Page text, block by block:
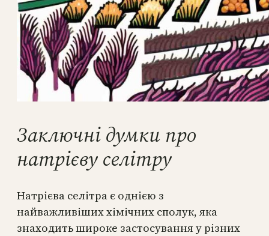
Заключні думки про
натрієву селітру
Натрієва селітра є однією з
найважливіших хімічних сполук, яка
знаходить широке застосування у різних